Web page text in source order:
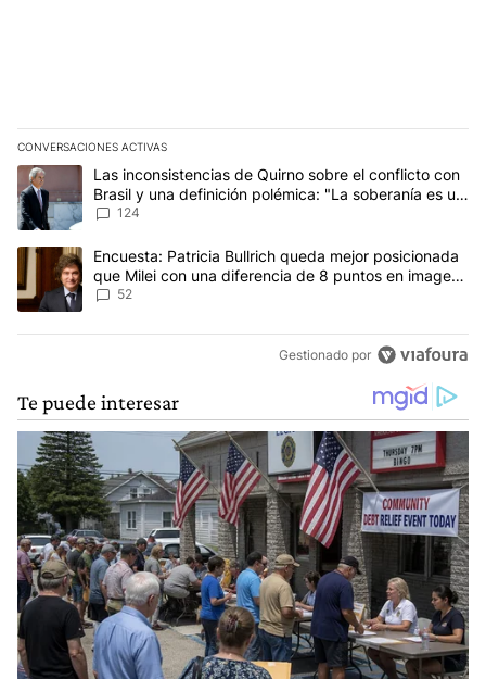
CONVERSACIONES ACTIVAS
Este listado muestra los artículos con más comentarios en los
Un artículo de tendencia con el título "Las inconsistencias de
Las inconsistencias de Quirno sobre el conflicto con
Brasil y una definición polémica: "La soberanía es un
concepto antiguo"
124
Un artículo de tendencia con el título "Encuesta: Patricia
Encuesta: Patricia Bullrich queda mejor posicionada
que Milei con una diferencia de 8 puntos en imagen
negativa
52
Gestionado por